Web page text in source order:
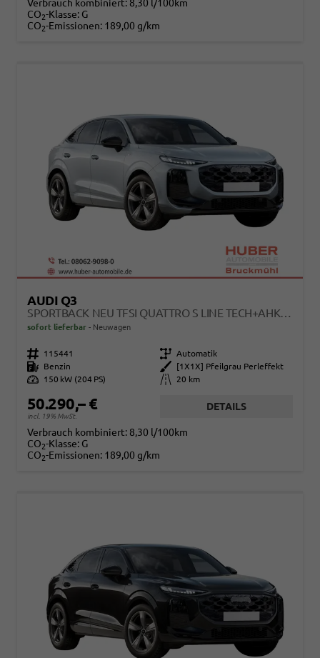
Verbrauch kombiniert: 8,30 l/100km
CO2-Klasse: G
CO2-Emissionen: 189,00 g/km
AUDI Q3
SPORTBACK NEU TFSI QUATTRO S LINE TECH+AHK+ALU19+LEDPLUS+KLIMAPLUS+EXTSCHWARZ
sofort lieferbar Neuwagen
Fahrzeugnr. 115441 Getriebe Automatik
Kraftstoff
Benzin Außenfarbe
[1X1X] Pfeilgrau Perleffekt
Leistung
150 kW (204 PS) Kilometerstand 20 km
50.290,– €
incl. 19% MwSt.
DETAILS
Verbrauch kombiniert: 8,30 l/100km
CO2-Klasse: G
CO2-Emissionen: 189,00 g/km